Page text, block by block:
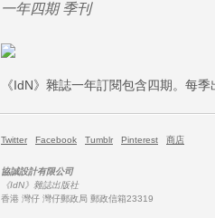
一年四期 季刊
《IdN》雜誌一年訂閱包含四期。每
Twitter Facebook Tumblr Pinterest 商店
協誠設計有限公司
《IdN》雜誌出版社
香港 灣仔 灣仔郵政局 郵政信箱23319